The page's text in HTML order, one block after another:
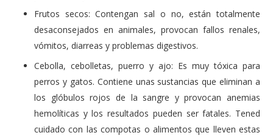
Frutos secos: Contengan sal o no, están totalmente
desaconsejados en animales, provocan fallos renales,
vómitos, diarreas y problemas digestivos.
Cebolla, cebolletas, puerro y ajo: Es muy tóxica para
perros y gatos. Contiene unas sustancias que eliminan a
los glóbulos rojos de la sangre y provocan anemias
hemolíticas y los resultados pueden ser fatales. Tened
cuidado con las compotas o alimentos que lleven estas